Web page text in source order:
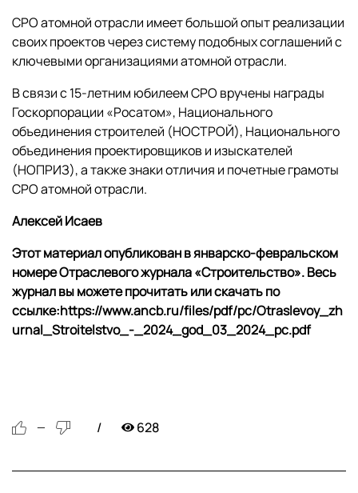
СРО атомной отрасли имеет большой опыт реализации
своих проектов через систему подобных соглашений с
ключевыми организациями атомной отрасли.
В связи с 15-летним юбилеем СРО вручены награды
Госкорпорации «Росатом», Национального
объединения строителей (НОСТРОЙ), Национального
объединения проектировщиков и изыскателей
(НОПРИЗ), а также знаки отличия и почетные грамоты
СРО атомной отрасли.
Алексей Исаев
Этот материал опубликован в январско-февральском
номере Отраслевого журнала «Строительство». Весь
журнал вы можете прочитать или скачать по
ссылке:https://www.ancb.ru/files/pdf/pc/Otraslevoy_zh
urnal_Stroitelstvo_-_2024_god_03_2024_pc.pdf
— 628